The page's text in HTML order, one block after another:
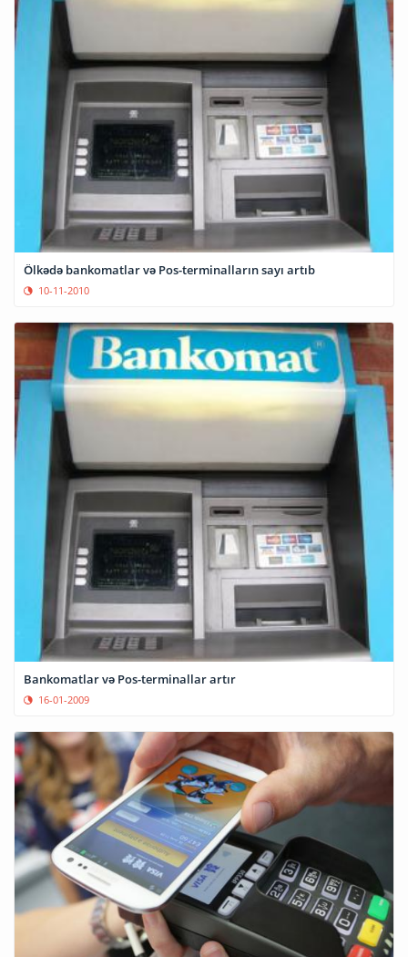
Ölkədə bankomatlar və Pos-terminalların sayı artıb
10-11-2010
Bankomatlar və Pos-terminallar artır
16-01-2009